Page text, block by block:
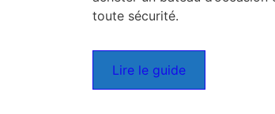
toute sécurité.
Lire le guide